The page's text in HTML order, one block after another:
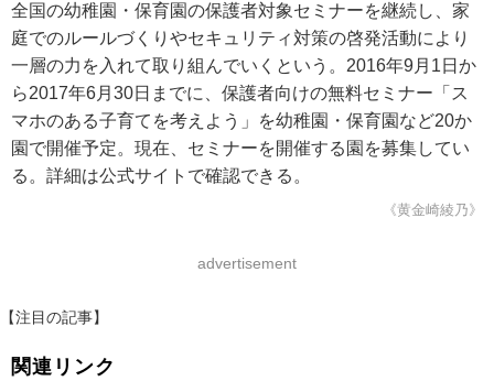
全国の幼稚園・保育園の保護者対象セミナーを継続し、家
庭でのルールづくりやセキュリティ対策の啓発活動により
一層の力を入れて取り組んでいくという。2016年9月1日か
ら2017年6月30日までに、保護者向けの無料セミナー「ス
マホのある子育てを考えよう」を幼稚園・保育園など20か
園で開催予定。現在、セミナーを開催する園を募集してい
る。詳細は公式サイトで確認できる。
《黄金崎綾乃》
advertisement
【注目の記事】
関連リンク